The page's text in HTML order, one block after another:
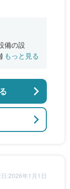
備の設
、窓やド
もっと見る
:2026年1月1日